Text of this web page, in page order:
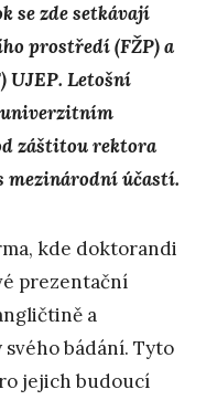
se zde setkávají
prostředí (FŽP) a
UJEP. Letošní
univerzitním
záštitou rektora
mezinárodní účastí.
kde doktorandi
prezentační
a
bádání. Tyto
jejich budoucí